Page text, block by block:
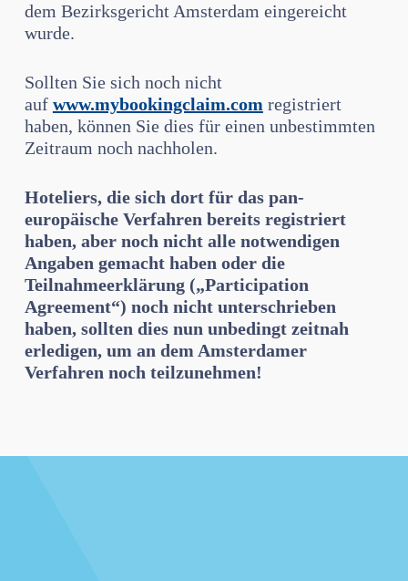
dem Bezirksgericht Amsterdam eingereicht
wurde.
Sollten Sie sich noch nicht
auf www.mybookingclaim.com registriert
haben, können Sie dies für einen unbestimmten
Zeitraum noch nachholen.
Hoteliers, die sich dort für das pan-
europäische Verfahren bereits registriert
haben, aber noch nicht alle notwendigen
Angaben gemacht haben oder die
Teilnahmeerklärung („Participation
Agreement“) noch nicht unterschrieben
haben, sollten dies nun unbedingt zeitnah
erledigen, um an dem Amsterdamer
Verfahren noch teilzunehmen!